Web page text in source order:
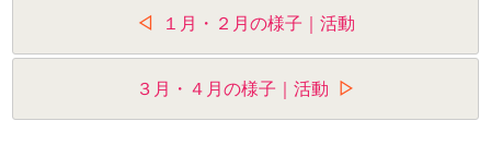
稿
ビ
１月・２月の様子｜活動
３月・４月の様子｜活動